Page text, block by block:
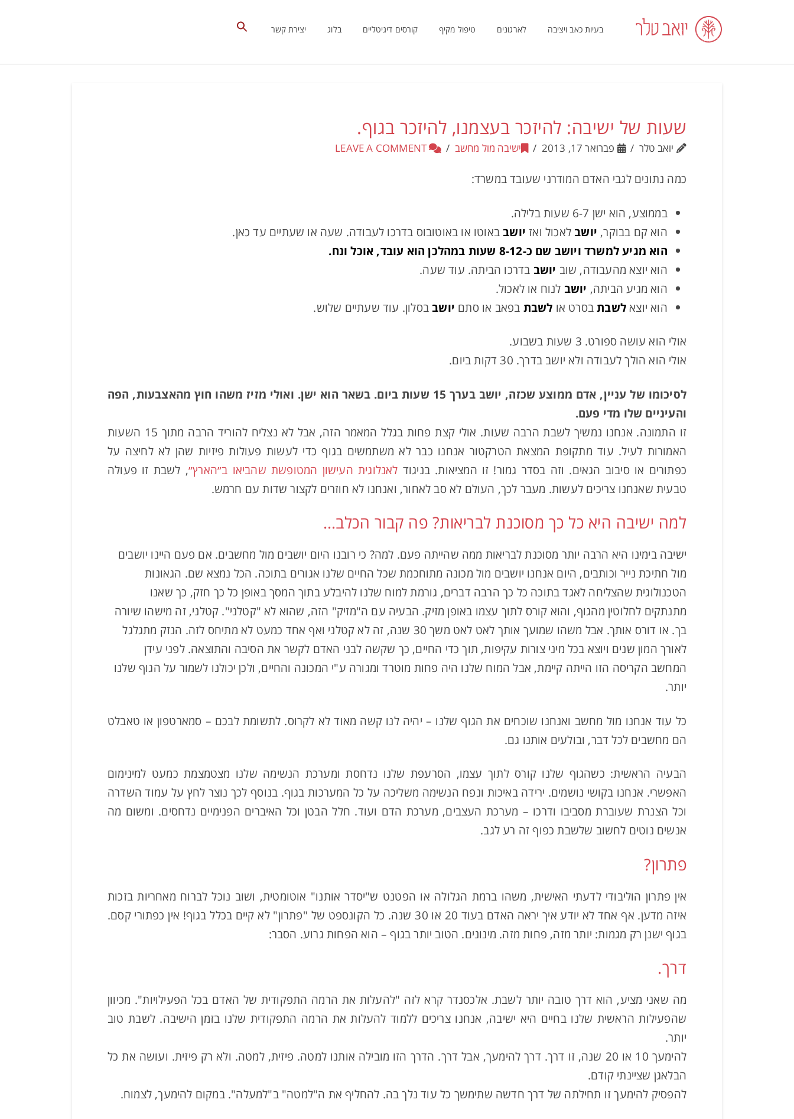
בעיות כאב ויציבה לארגונים טיפול מקיף קורסים דיגיטליים בלוג יצירת קשר
Search
for:
Search Button
שעות של ישיבה: להיזכר בעצמנו, להיזכר בגוף.
יואב טלר פברואר 17, 2013 ישיבה מול מחשב LEAVE A COMMENT
כמה נתונים לגבי האדם המודרני שעובד במשרד:
בממוצע, הוא ישן 6-7 שעות בלילה.
הוא קם בבוקר, יושב לאכול ואז יושב באוטו או באוטובוס בדרכו לעבודה. שעה או שעתיים עד כאן.
הוא מגיע למשרד ויושב שם כ-8-12 שעות במהלכן הוא עובד, אוכל ונח.
הוא יוצא מהעבודה, שוב יושב בדרכו הביתה. עוד שעה.
הוא מגיע הביתה, יושב לנוח או לאכול.
הוא יוצאלשבתבסרט או לשבת בפאב או סתם יושב בסלון. עוד שעתיים שלוש.
אולי הוא עושה ספורט. 3 שעות בשבוע.
אולי הוא הולך לעבודה ולא יושב בדרך. 30 דקות ביום.
לסיכומו של עניין, אדם ממוצע שכזה, יושב בערך 15 שעות ביום. בשאר הוא ישן. ואולי מזיז משהו חוץ מהאצבעות, הפה
והעיניים שלו מדי פעם.
זו התמונה. אנחנו נמשיך לשבת הרבה שעות. אולי קצת פחות בגלל המאמר הזה, אבל לא נצליח להוריד הרבה מתוך 15 השעות
האמורות לעיל. עוד מתקופת המצאת הטרקטור אנחנו כבר לא משתמשים בגוף כדי לעשות פעולות פיזיות שהן לא לחיצה על
כפתורים או סיבוב הגאים. וזה בסדר גמור! זו המציאות. בניגוד לאנלוגית העישון המטופשת שהביאו ב״הארץ״, לשבת זו פעולה
טבעית שאנחנו צריכים לעשות. מעבר לכך, העולם לא סב לאחור, ואנחנו לא חוזרים לקצור שדות עם חרמש.
למה ישיבה היא כל כך מסוכנת לבריאות? פה קבור הכלב…
ישיבה בימינו היא הרבה יותר מסוכנת לבריאות ממה שהייתה פעם. למה? כי רובנו היום יושבים מול מחשבים. אם פעם היינו יושבים
מול חתיכת נייר וכותבים, היום אנחנו יושבים מול מכונה מתוחכמת שכל החיים שלנו אגורים בתוכה. הכל נמצא שם. הגאונות
הטכנולוגית שהצליחה לאגד בתוכה כל כך הרבה דברים, גורמת למוח שלנו להיבלע בתוך המסך באופן כל כך חזק, כך שאנו
מתנתקים לחלוטין מהגוף, והוא קורס לתוך עצמו באופן מזיק. הבעיה עם ה"מזיק" הזה, שהוא לא "קטלני". קטלני, זה מישהו שיורה
בך. או דורס אותך. אבל משהו שמועך אותך לאט לאט משך 30 שנה, זה לא קטלני ואף אחד כמעט לא מתיחס לזה. הנזק מתגלגל
לאורך המון שנים ויוצא בכל מיני צורות עקיפות, תוך כדי החיים, כך שקשה לבני האדם לקשר את הסיבה והתוצאה. לפני עידן
המחשב הקריסה הזו הייתה קיימת, אבל המוח שלנו היה פחות מוטרד ומגורה ע"י המכונה והחיים, ולכן יכולנו לשמור על הגוף שלנו
יותר.
כל עוד אנחנו מול מחשב ואנחנו שוכחים את הגוף שלנו – יהיה לנו קשה מאוד לא לקרוס. לתשומת לבכם – סמארטפון או טאבלט
הם מחשבים לכל דבר, ובולעים אותנו גם.
הבעיה הראשית: כשהגוף שלנו קורס לתוך עצמו, הסרעפת שלנו נדחסת ומערכת הנשימה שלנו מצטמצמת כמעט למינימום
האפשרי. אנחנו בקושי נושמים. ירידה באיכות ונפח הנשימה משליכה על כל המערכות בגוף. בנוסף לכך נוצר לחץ על עמוד השדרה
וכל הצנרת שעוברת מסביבו ודרכו – מערכת העצבים, מערכת הדם ועוד. חלל הבטן וכל האיברים הפנימיים נדחסים. ומשום מה
אנשים נוטים לחשוב שלשבת כפוף זה רע לגב.
פתרון?
אין פתרון הוליבודי לדעתי האישית, משהו ברמת הגלולה או הפטנט ש"יסדר אותנו" אוטומטית, ושוב נוכל לברוח מאחריות בזכות
איזה מדען. אף אחד לא יודע איך יראה האדם בעוד 20 או 30 שנה. כל הקונספט של "פתרון" לא קיים בכלל בגוף! אין כפתורי קסם.
בגוף ישנן רק מגמות: יותר מזה, פחות מזה. מינונים. הטוב יותר בגוף – הוא הפחות גרוע. הסבר:
דרך.
מה שאני מציע, הוא דרך טובה יותר לשבת. אלכסנדר קרא לזה "להעלות את הרמה התפקודית של האדם בכל הפעילויות". מכיוון
שהפעילות הראשית שלנו בחיים היא ישיבה, אנחנו צריכים ללמוד להעלות את הרמה התפקודית שלנו בזמן הישיבה. לשבת טוב
יותר.
להימעך 10 או 20 שנה, זו דרך. דרך להימעך, אבל דרך. הדרך הזו מובילה אותנו למטה. פיזית, למטה. ולא רק פיזית. ועושה את כל
הבלאגן שציינתי קודם.
להפסיק להימעך זו תחילתה של דרך חדשה שתימשך כל עוד נלך בה. להחליף את ה"למטה" ב"למעלה". במקום להימעך, לצמוח.